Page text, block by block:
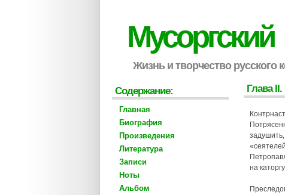
Мусоргский
Жизнь и творчество русского
Глава
на
Содержание:
Главная
Биография
Произведения
Литература
Записи
Ноты
Альбом